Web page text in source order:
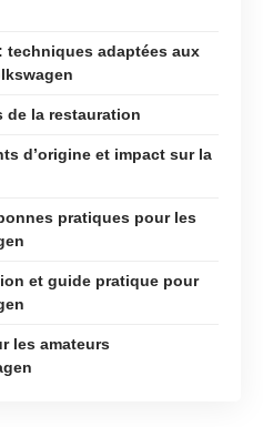
techniques adaptées aux
de la restauration
d’origine et impact sur la
pratiques pour les
et guide pratique pour
les amateurs